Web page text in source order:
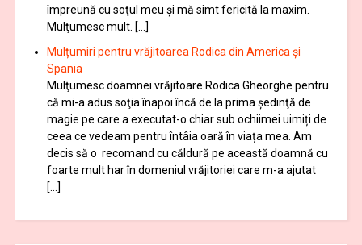
împreună cu soţul meu şi mă simt fericită la maxim.
Mulţumesc mult. […]
Mulțumiri pentru vrăjitoarea Rodica din America și
Spania
Mulţumesc doamnei vrăjitoare Rodica Gheorghe pentru
că mi-a adus soţia înapoi încă de la prima şedinţă de
magie pe care a executat-o chiar sub ochiimei uimiți de
ceea ce vedeam pentru întâia oară în viața mea. Am
decis să o recomand cu căldură pe această doamnă cu
foarte mult har în domeniul vrăjitoriei care m-a ajutat
[…]